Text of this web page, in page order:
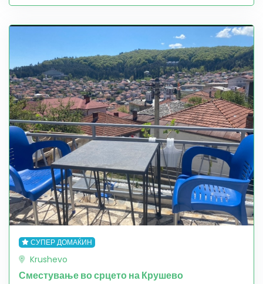
СУПЕР ДОМАЌИН
Krushevo
Сместување во срцето на Крушево